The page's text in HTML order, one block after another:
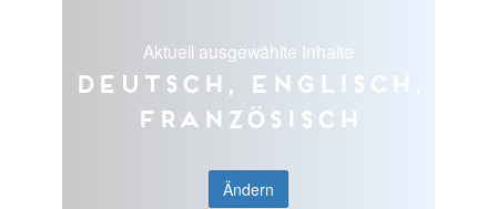
Aktuell ausgewählte Inhalte
Deutsch, Englisch,
Französisch
Ändern